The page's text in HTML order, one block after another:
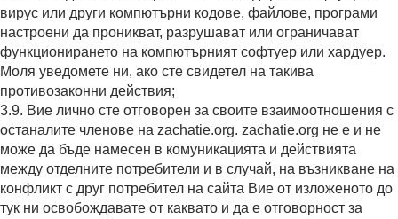
вирус или други компютърни кодове, файлове, програми
настроени да проникват, разрушават или ограничават
функционирането на компютърният софтуер или хардуер.
Моля уведомете ни, ако сте свидетел на такива
противозаконни действия;
3.9. Вие лично сте отговорен за своите взаимоотношения с
останалите членове на zachatie.org. zachatie.org не е и не
може да бъде намесен в комуникацията и действията
между отделните потребители и в случай, на възникване на
конфликт с друг потребител на сайта Вие от изложеното до
тук ни освобождавате от каквато и да е отговорност за